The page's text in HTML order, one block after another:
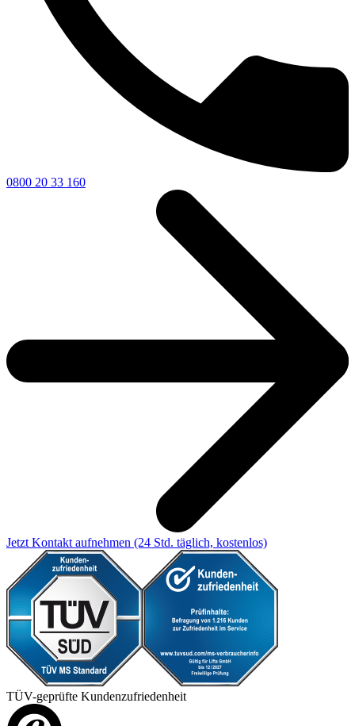
0800 20 33 160
Jetzt Kontakt aufnehmen (24 Std. täglich, kostenlos)
TÜV-geprüfte Kundenzufriedenheit